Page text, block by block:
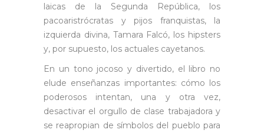
laicas de la Segunda República, los
pacoaristrócratas y pijos franquistas, la
izquierda divina, Tamara Falcó, los hipsters
y, por supuesto, los actuales cayetanos.
En un tono jocoso y divertido, el libro no
elude enseñanzas importantes: cómo los
poderosos intentan, una y otra vez,
desactivar el orgullo de clase trabajadora y
se reapropian de símbolos del pueblo para